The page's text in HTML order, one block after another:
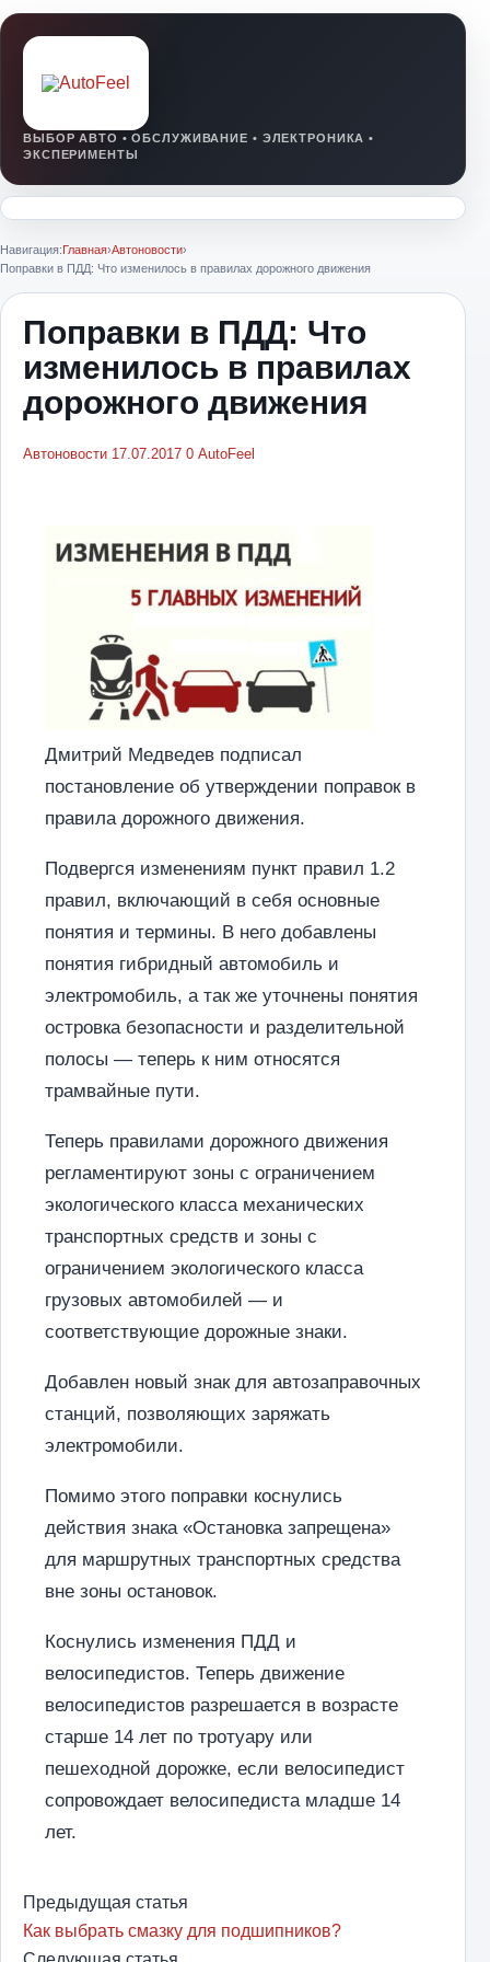
Навигация:Главная›Автоновости›
Поправки в ПДД: Что изменилось в правилах дорожного движения
Поправки в ПДД: Что
изменилось в правилах
дорожного движения
Автоновости 17.07.2017 0 AutoFeel
Дмитрий Медведев подписал
постановление об утверждении поправок в
правила дорожного движения.
Подвергся изменениям пункт правил 1.2
правил, включающий в себя основные
понятия и термины. В него добавлены
понятия гибридный автомобиль и
электромобиль, а так же уточнены понятия
островка безопасности и разделительной
полосы — теперь к ним относятся
трамвайные пути.
Теперь правилами дорожного движения
регламентируют зоны с ограничением
экологического класса механических
транспортных средств и зоны с
ограничением экологического класса
грузовых автомобилей — и
соответствующие дорожные знаки.
Добавлен новый знак для автозаправочных
станций, позволяющих заряжать
электромобили.
Помимо этого поправки коснулись
действия знака «Остановка запрещена»
для маршрутных транспортных средства
вне зоны остановок.
Коснулись изменения ПДД и
велосипедистов. Теперь движение
велосипедистов разрешается в возрасте
старше 14 лет по тротуару или
пешеходной дорожке, если велосипедист
сопровождает велосипедиста младше 14
лет.
Предыдущая статья
Как выбрать смазку для подшипников?